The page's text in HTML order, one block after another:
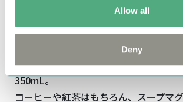
Allow all
Deny
ムーミンの物語に登場する印象的なシ
あたたかみのあるマグカップ。容量は
350mL。
コーヒーや紅茶はもちろん、スープマ